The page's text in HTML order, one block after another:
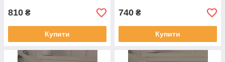
810 ₴
Купити
740 ₴
Купити